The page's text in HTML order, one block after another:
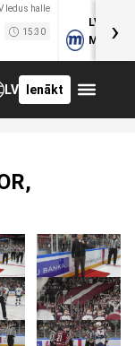
ledus halle
15:30
LVB
MOG›
LV Ienākt